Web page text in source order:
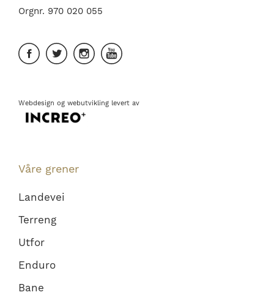
Orgnr. 970 020 055
Webdesign og webutvikling levert av
Våre grener
Landevei
Terreng
Utfor
Enduro
Bane